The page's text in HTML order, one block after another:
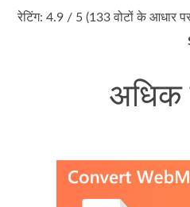
1 4
रेटिंग: 4.9 / 5 (133 वोटों के आधार
अधिक